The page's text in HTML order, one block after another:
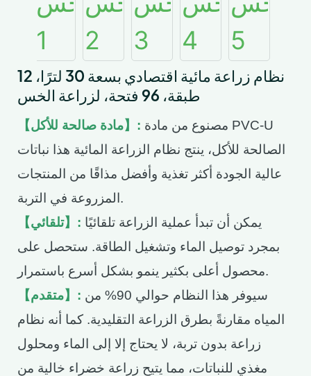
نظام زراعة مائية اقتصادي بسعة 30 لترًا، 12
طبقة، 96 فتحة، لزراعة الخس
【مادة صالحة للأكل】:
الصالحة للأكل، ينتج نظام الزراعة المائية هذا نباتات
عالية الجودة أكثر تغذية وأفضل مذاقًا من المنتجات
المزروعة في التربة.
【تلقائي】:
بمجرد توصيل الماء وتشغيل الطاقة. ستحصل على
محصول أعلى بكثير ينمو بشكل أسرع باستمرار.
【متقدم】:
المياه مقارنةً بطرق الزراعة التقليدية. كما أنه نظام
زراعة بدون تربة، لا يحتاج إلا إلى الماء ومحلول
مغذي للنباتات، مما يتيح زراعة خضراء خالية من